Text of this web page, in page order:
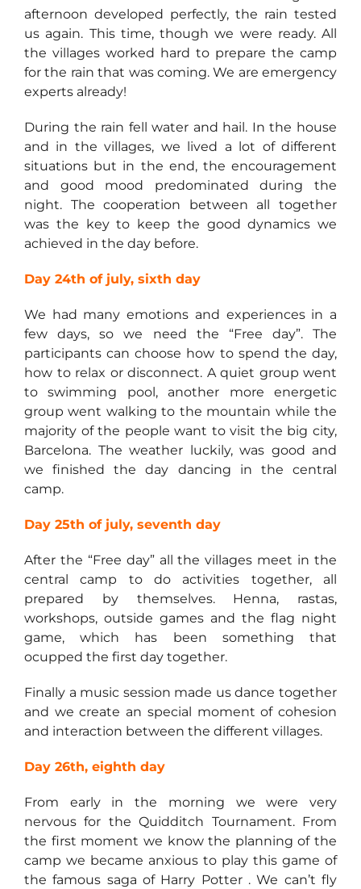
afternoon developed perfectly, the rain tested
us again. This time, though we were ready. All
the villages worked hard to prepare the camp
for the rain that was coming. We are emergency
experts already!
During the rain fell water and hail. In the house
and in the villages, we lived a lot of different
situations but in the end, the encouragement
and good mood predominated during the
night. The cooperation between all together
was the key to keep the good dynamics we
achieved in the day before.
Day 24th of july, sixth day
We had many emotions and experiences in a
few days, so we need the “Free day”. The
participants can choose how to spend the day,
how to relax or disconnect. A quiet group went
to swimming pool, another more energetic
group went walking to the mountain while the
majority of the people want to visit the big city,
Barcelona. The weather luckily, was good and
we finished the day dancing in the central
camp.
Day 25th of july, seventh day
After the “Free day” all the villages meet in the
central camp to do activities together, all
prepared by themselves. Henna, rastas,
workshops, outside games and the flag night
game, which has been something that
ocupped the first day together.
Finally a music session made us dance together
and we create an special moment of cohesion
and interaction between the different villages.
Day 26th, eighth day
From early in the morning we were very
nervous for the Quidditch Tournament. From
the first moment we know the planning of the
camp we became anxious to play this game of
the famous saga of Harry Potter . We can’t fly